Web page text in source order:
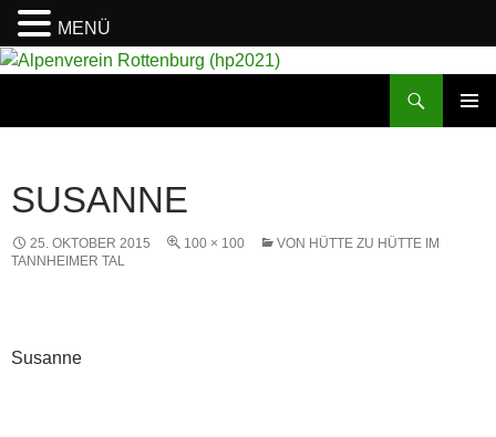
SUSANNE
25. OKTOBER 2015 100 × 100
VON HÜTTE ZU HÜTTE IM
TANNHEIMER TAL
Susanne
MENÜ